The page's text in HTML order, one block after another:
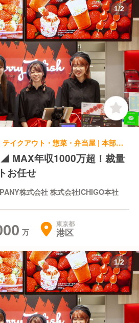
1/2
パティスリー・ケーキ屋, テイクアウト・惣菜・弁当屋 | 本部スタッフ | GOOD IDEA COMPANY株式会社 株式会社ICHIGO本社
MAX年収1000万超！裁量
お任せ
株式会社 株式会社ICHIGO本社
東京都
港区
1/2